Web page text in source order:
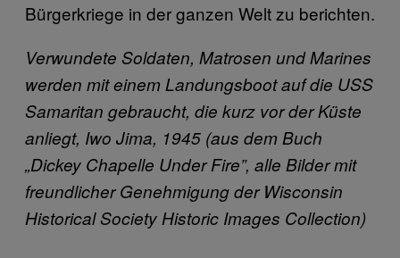
Bürgerkriege in der ganzen Welt zu berichten.
Verwundete Soldaten, Matrosen und Marines
werden mit einem Landungsboot auf die USS
Samaritan gebraucht, die kurz vor der Küste
anliegt, Iwo Jima, 1945 (aus dem Buch
„Dickey Chapelle Under Fire”, alle Bilder mit
freundlicher Genehmigung der Wisconsin
Historical Society Historic Images Collection)